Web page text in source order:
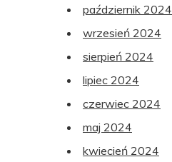
październik 2024
wrzesień 2024
sierpień 2024
lipiec 2024
czerwiec 2024
maj 2024
kwiecień 2024